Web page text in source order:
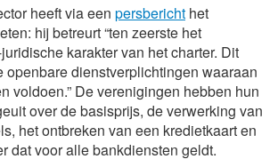
heeft via een persbericht het
hij betreurt “ten zeerste het
karakter van het charter. Dit
openbare dienstverplichtingen waaraan
voldoen.” De verenigingen hebben hun
over de basisprijs, de verwerking van
het ontbreken van een kredietkaart en
dat voor alle bankdiensten geldt.